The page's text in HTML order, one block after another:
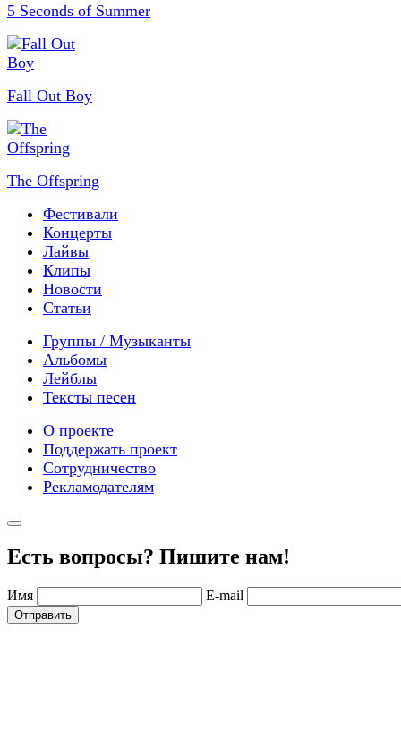
5 Seconds of Summer
Fall Out Boy
The Offspring
Фестивали
Концерты
Лайвы
Клипы
Новости
Статьи
Группы / Музыканты
Альбомы
Лейблы
Тексты песен
О проекте
Поддержать проект
Сотрудничество
Рекламодателям
Есть вопросы? Пишите нам!
Имя E-mail